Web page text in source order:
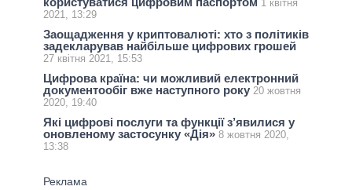
1 квітня
2021, 13:29
Заощадження у криптовалюті: хто з політиків
задекларував найбільше цифрових грошей
27 квітня 2021, 15:53
Цифрова країна: чи можливий електронний
документообіг вже наступного року 20 жовтня
2020, 19:40
Які цифрові послуги та функції з’явилися у
оновленому застосунку «Дія» 8 жовтня 2020,
13:38